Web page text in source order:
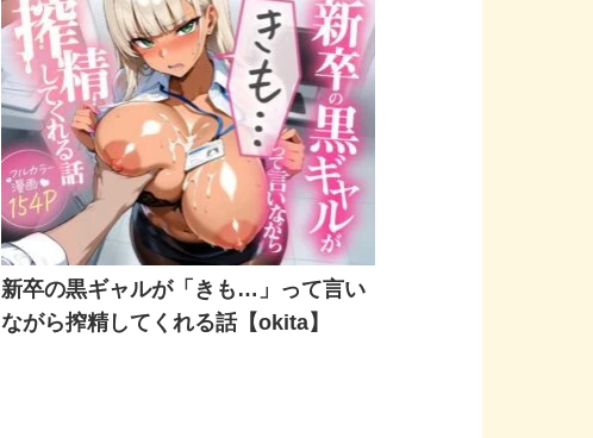
新卒の黒ギャルが「きも…」って言い
ながら搾精してくれる話【okita】